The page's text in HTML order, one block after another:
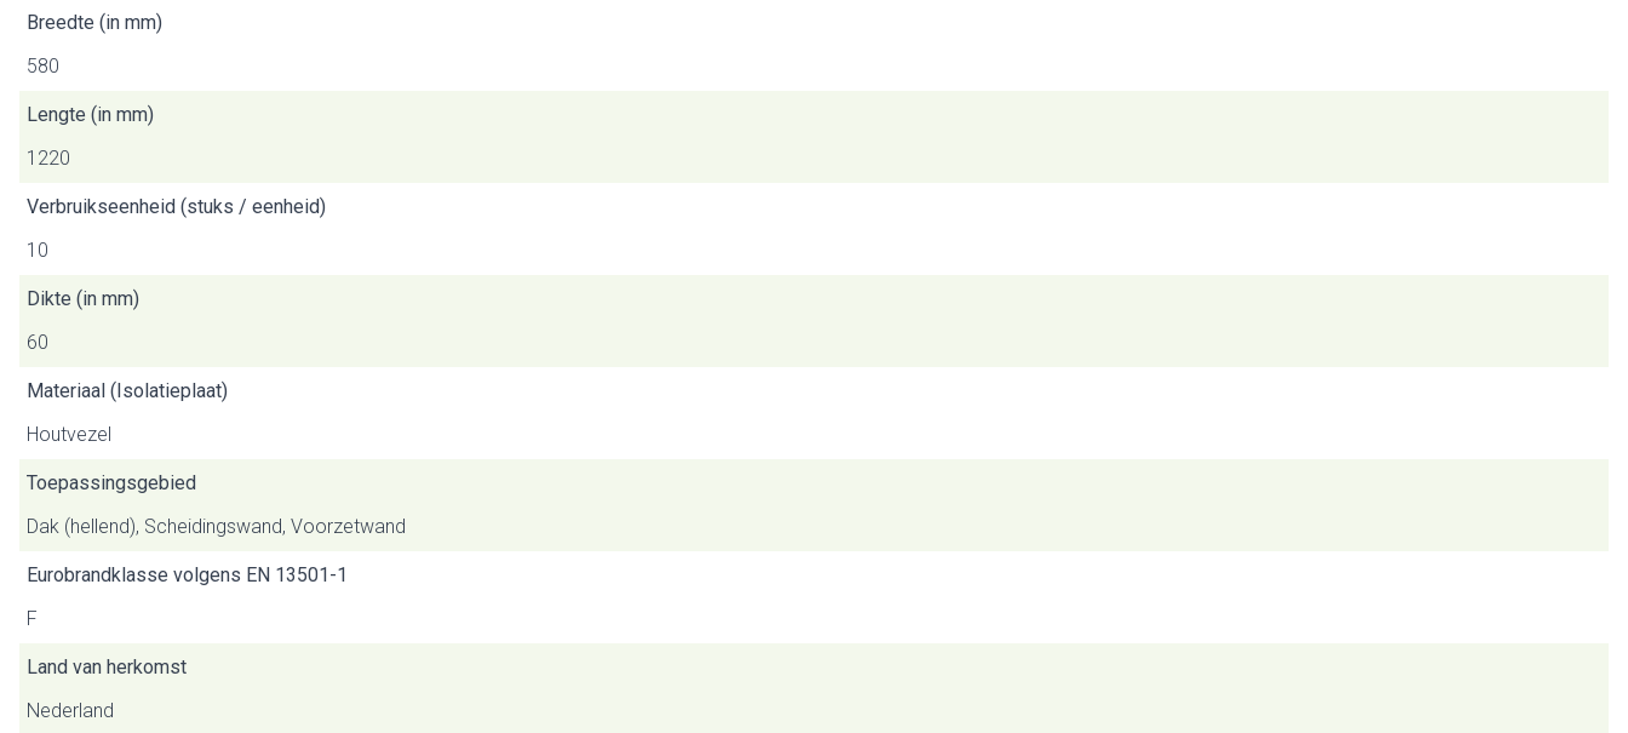
Breedte (in mm)
580
Lengte (in mm)
1220
Verbruikseenheid (stuks / eenheid)
10
Dikte (in mm)
60
Materiaal (Isolatieplaat)
Houtvezel
Toepassingsgebied
Dak (hellend), Scheidingswand, Voorzetwand
Eurobrandklasse volgens EN 13501-1
F
Land van herkomst
Nederland